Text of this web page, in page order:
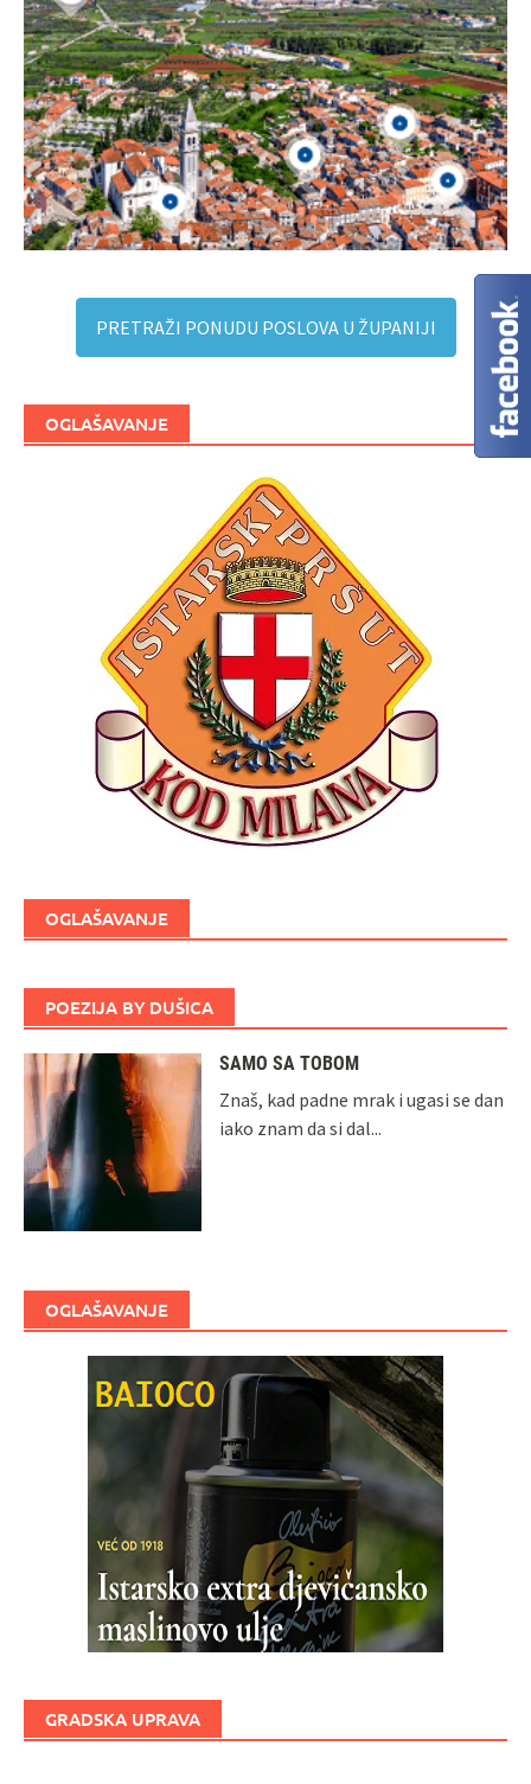
PRETRAŽI PONUDU POSLOVA U ŽUPANIJI
OGLAŠAVANJE
OGLAŠAVANJE
POEZIJA BY DUŠICA
SAMO SA TOBOM
Znaš, kad padne mrak i ugasi se dan
iako znam da si dal...
OGLAŠAVANJE
GRADSKA UPRAVA